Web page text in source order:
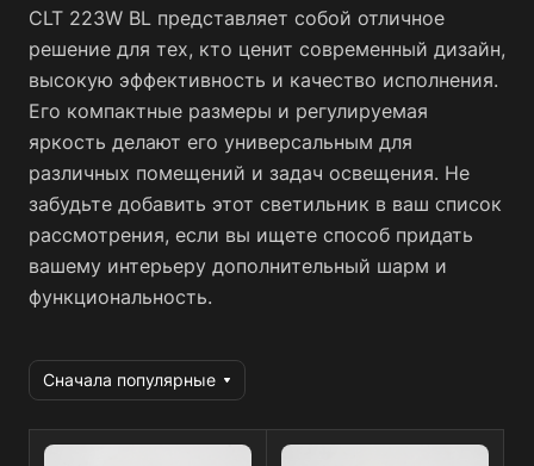
CLT 223W BL представляет собой отличное
решение для тех, кто ценит современный дизайн,
высокую эффективность и качество исполнения.
Его компактные размеры и регулируемая
яркость делают его универсальным для
различных помещений и задач освещения. Не
забудьте добавить этот светильник в ваш список
рассмотрения, если вы ищете способ придать
вашему интерьеру дополнительный шарм и
функциональность.
Сначала популярные